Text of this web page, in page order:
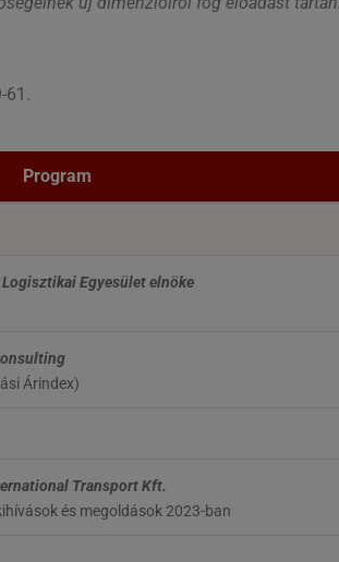
61.
Program
Egyesület elnöke
Árindex)
Transport Kft.
és megoldások 2023-ban